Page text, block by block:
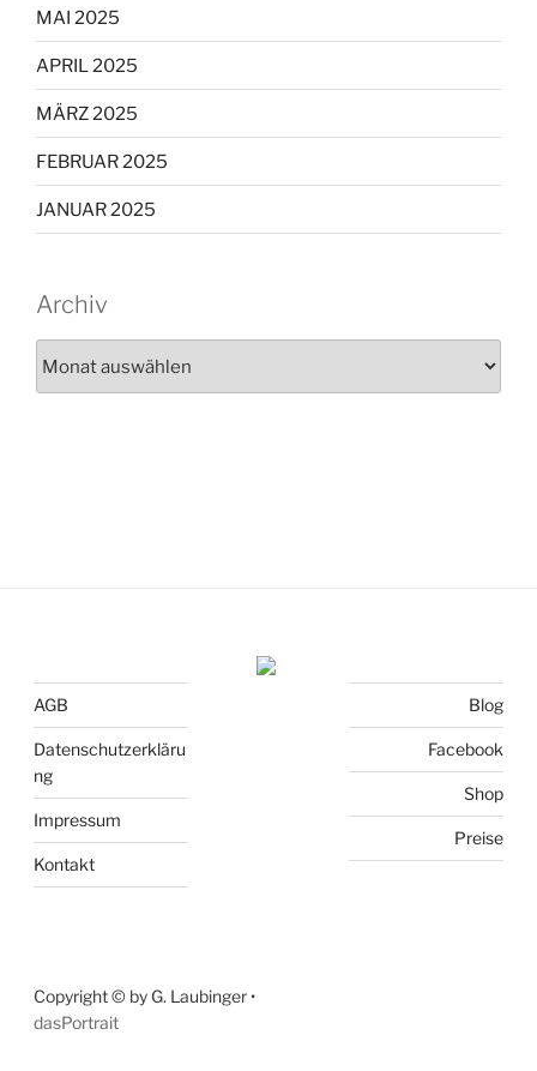
MAI 2025
APRIL 2025
MÄRZ 2025
FEBRUAR 2025
JANUAR 2025
Archiv
AGB
Datenschutzerkläru
ng
Impressum
Kontakt
Blog
Facebook
Shop
Preise
Copyright © by G. Laubinger •
dasPortrait